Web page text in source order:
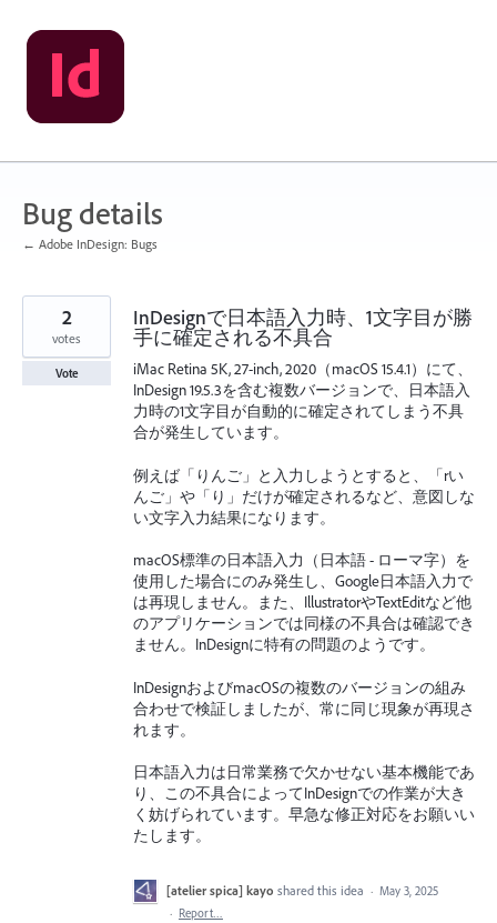
Skip
to
content
Bug details
← Adobe InDesign: Bugs
InDesignで日本語入力時、1文字目が勝
手に確定される不具合
iMac Retina 5K, 27-inch, 2020（macOS 15.4.1）にて、
InDesign 19.5.3を含む複数バージョンで、日本語入
力時の1文字目が自動的に確定されてしまう不具
合が発生しています。
例えば「りんご」と入力しようとすると、「rい
んご」や「り」だけが確定されるなど、意図しな
い文字入力結果になります。
macOS標準の日本語入力（日本語 - ローマ字）を
使用した場合にのみ発生し、Google日本語入力で
は再現しません。また、IllustratorやTextEditなど他
のアプリケーションでは同様の不具合は確認でき
ません。InDesignに特有の問題のようです。
InDesignおよびmacOSの複数のバージョンの組み
合わせで検証しましたが、常に同じ現象が再現さ
れます。
日本語入力は日常業務で欠かせない基本機能であ
り、この不具合によってInDesignでの作業が大き
く妨げられています。早急な修正対応をお願いい
たします。
2
votes
Vote
[atelier spica] kayo shared this idea · May 3, 2025
· Report…